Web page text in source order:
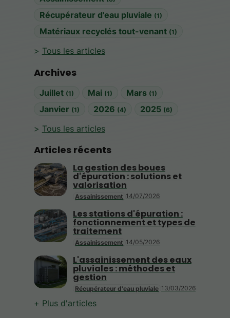
Récupérateur d'eau pluviale (1)
Matériaux recyclés tout-venant (1)
Tous les articles
Archives
Juillet (1) Mai (1) Mars (1)
Janvier (1) 2026 (4) 2025 (6)
Tous les articles
Articles récents
Assainissement 14/07/2026
La gestion des boues
d'épuration : solutions et
valorisation
Assainissement 14/05/2026
Les stations d'épuration :
fonctionnement et types de
traitement
Récupérateur d'eau pluviale 13/03/2026
L'assainissement des eaux
pluviales : méthodes et
gestion
Plus d'articles